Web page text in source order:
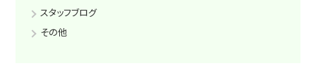
スタッフブログ
その他